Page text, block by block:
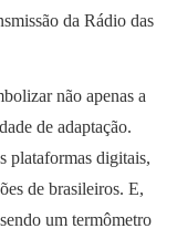
da Rádio das
não apenas a
de adaptação.
plataformas digitais,
de brasileiros. E,
um termômetro